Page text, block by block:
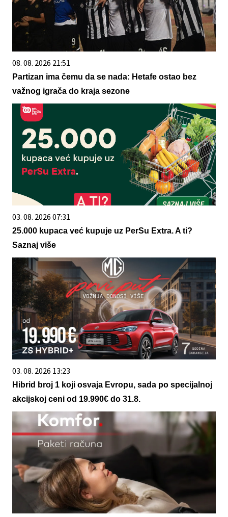
08. 08. 2026 21:51
Partizan ima čemu da se nada: Hetafe ostao bez
važnog igrača do kraja sezone
03. 08. 2026 07:31
25.000 kupaca već kupuje uz PerSu Extra. A ti?
Saznaj više
03. 08. 2026 13:23
Hibrid broj 1 koji osvaja Evropu, sada po specijalnoj
akcijskoj ceni od 19.990€ do 31.8.